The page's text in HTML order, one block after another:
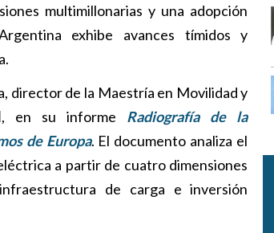
multimillonarias y una adopción
exhibe avances tímidos y
director de la Maestría en Movilidad y
, en su informe Radiografía de la
de Europa. El documento analiza el
a partir de cuatro dimensiones
de carga e inversión